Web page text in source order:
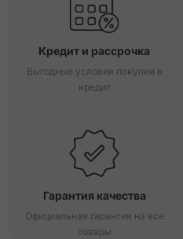
Кредит и рассрочка
Выгодные условия покупки в
кредит
Гарантия качества
Официальная гарантия на все
товары